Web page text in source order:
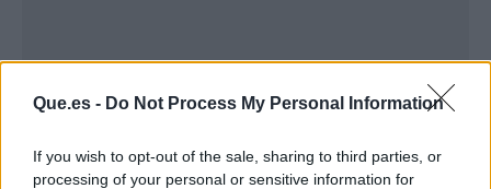
Que.es - Do Not Process My Personal Information
If you wish to opt-out of the sale, sharing to third parties, or
processing of your personal or sensitive information for